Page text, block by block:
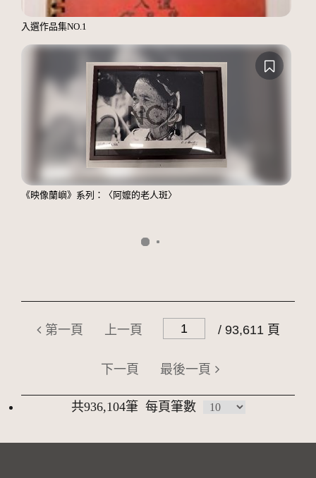
入選作品集NO.1
《映像蘭嶼》系列：〈阿嬤的老人斑〉
第一頁 上一頁 / 93,611 頁
下一頁 最後一頁
共936,104筆 每頁筆數